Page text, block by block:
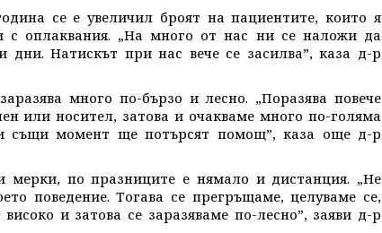
се е увеличил броят на пациентите, които я
с оплаквания. „На много от нас ни се наложи да
дни. Натискът при нас вече се засилва”, каза д-р
много по-бързо и лесно. „Поразява повече
или носител, затова и очакваме много по-голяма
същи момент ще потърсят помощ”, каза още д-р
мерки, по празниците е нямало и дистанция. „Не
поведение. Тогава се прегръщаме, целуваме се,
и затова се заразяваме по-лесно”, заяви д-р